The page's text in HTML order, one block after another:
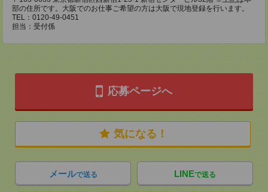
部の住所です。大阪でのお仕事ご希望の方は大阪で現地登録を行います。
TEL：0120-49-0451
担当：受付係
応募ページへ
気になる！
メールで送る LINEで送る